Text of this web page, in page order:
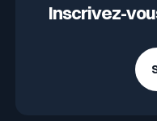
Inscrivez-